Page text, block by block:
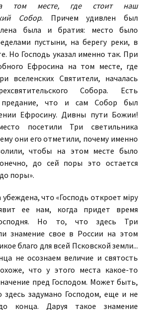
том месте, где стоит наш
Собор. Причем удивлен был
была и братия: место было
пустыни, на берегу реки, в
Но Господь указал именно так. При
Ефросина на том месте, где
вселенских Святители, началась
Собора. Есть
предание, что и сам Собор был
Ефросину. Дивны пути Божии!
посетили Три светильника
они его отметили, почему именно
чтобы на этом месте было
до сей поры это остается
поры».
что «Господь откроет мiру
ее нам, когда придет время
Но то, что здесь Три
знамение свое в России на этом
благо для всей Псковской земли...
не осознаем величие и святость
что у этого места какое-то
пред Господом. Может быть,
здесь задумано Господом, еще и не
конца. Даруя такое знамение